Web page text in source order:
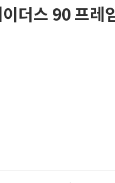
더스 90 프레